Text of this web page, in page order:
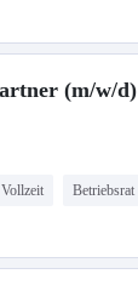
(m/w/d)
Vollzeit Betriebsrat